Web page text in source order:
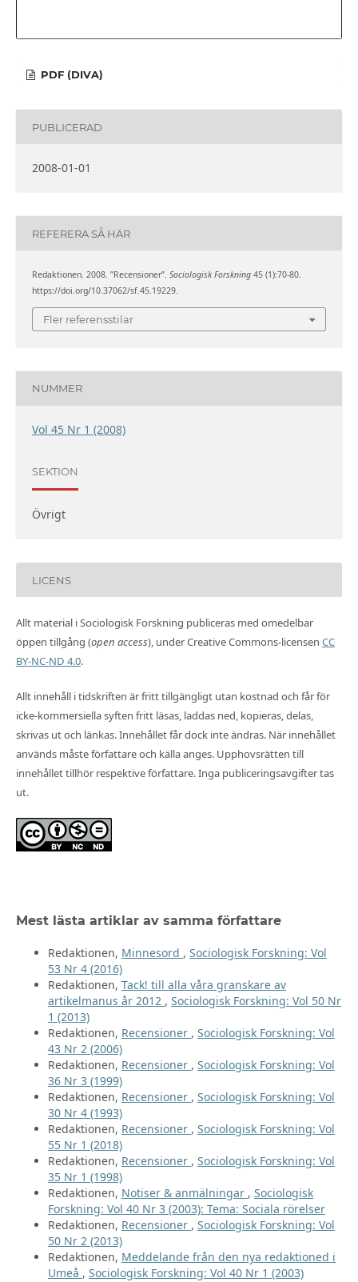
PDF (DIVA)
PUBLICERAD
2008-01-01
REFERERA SÅ HÄR
Redaktionen. 2008. ”Recensioner”. Sociologisk Forskning45 (1):70-80.
https://doi.org/10.37062/sf.45.19229.
Fler referensstilar
NUMMER
Vol 45 Nr 1 (2008)
SEKTION
Övrigt
LICENS
Allt material i Sociologisk Forskning publiceras med omedelbar
öppen tillgång (open access), under Creative Commons-licensen CC
BY-NC-ND 4.0.
Allt innehåll i tidskriften är fritt tillgängligt utan kostnad och får för
icke-kommersiella syften fritt läsas, laddas ned, kopieras, delas,
skrivas ut och länkas. Innehållet får dock inte ändras. När innehållet
används måste författare och källa anges. Upphovsrätten till
innehållet tillhör respektive författare. Inga publiceringsavgifter tas
ut.
Mest lästa artiklar av samma författare
Redaktionen, Minnesord , Sociologisk Forskning: Vol
53 Nr 4 (2016)
Redaktionen, Tack! till alla våra granskare av
artikelmanus år 2012 , Sociologisk Forskning: Vol 50 Nr
1 (2013)
Redaktionen, Recensioner , Sociologisk Forskning: Vol
43 Nr 2 (2006)
Redaktionen, Recensioner , Sociologisk Forskning: Vol
36 Nr 3 (1999)
Redaktionen, Recensioner , Sociologisk Forskning: Vol
30 Nr 4 (1993)
Redaktionen, Recensioner , Sociologisk Forskning: Vol
55 Nr 1 (2018)
Redaktionen, Recensioner , Sociologisk Forskning: Vol
35 Nr 1 (1998)
Redaktionen, Notiser & anmälningar , Sociologisk
Forskning: Vol 40 Nr 3 (2003): Tema: Sociala rörelser
Redaktionen, Recensioner , Sociologisk Forskning: Vol
50 Nr 2 (2013)
Redaktionen, Meddelande från den nya redaktioned i
Umeå , Sociologisk Forskning: Vol 40 Nr 1 (2003)